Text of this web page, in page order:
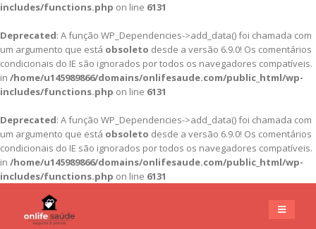
includes/functions.php on line 6131
Deprecated: A função WP_Dependencies->add_data() foi chamada com
um argumento que está obsoleto desde a versão 6.9.0! Os comentários
condicionais do IE são ignorados por todos os navegadores compatíveis.
in /home/u145989866/domains/onlifesaude.com/public_html/wp-
includes/functions.php on line 6131
Deprecated: A função WP_Dependencies->add_data() foi chamada com
um argumento que está obsoleto desde a versão 6.9.0! Os comentários
condicionais do IE são ignorados por todos os navegadores compatíveis.
in /home/u145989866/domains/onlifesaude.com/public_html/wp-
includes/functions.php on line 6131